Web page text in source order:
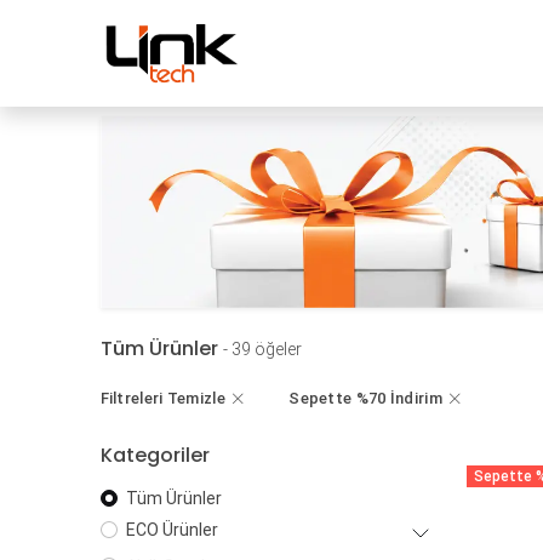
Tüm Ürünler - 39 öğeler
Filtreleri Temizle Sepette %70 İndirim
Kategoriler
Tüm Ürünler
ECO Ürünler
Sepette